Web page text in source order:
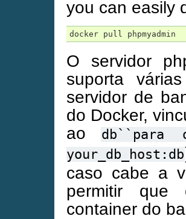
you can easily
O servidor
suporta
servidor de
do Docker,
ao
db``para
your_db_host:db
caso cabe a
permitir que
container do